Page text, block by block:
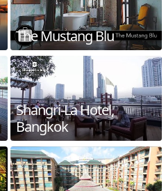
The Mustang Blu
Shangri-La Hotel,
Bangkok